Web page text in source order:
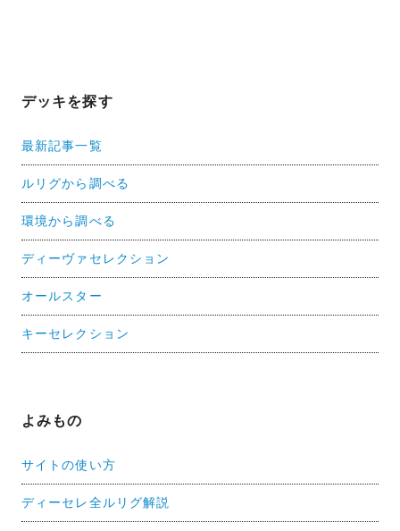
デッキを探す
最新記事一覧
ルリグから調べる
環境から調べる
ディーヴァセレクション
オールスター
キーセレクション
よみもの
サイトの使い方
ディーセレ全ルリグ解説